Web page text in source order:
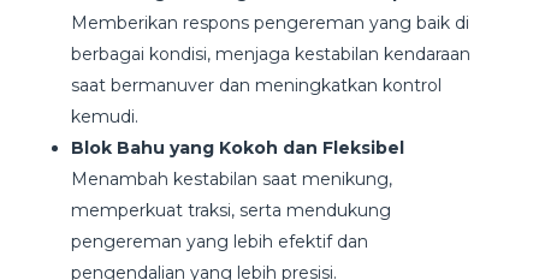
Memberikan respons pengereman yang baik di
berbagai kondisi, menjaga kestabilan kendaraan
saat bermanuver dan meningkatkan kontrol
kemudi.
Blok Bahu yang Kokoh dan Fleksibel
Menambah kestabilan saat menikung,
memperkuat traksi, serta mendukung
pengereman yang lebih efektif dan
pengendalian yang lebih presisi.